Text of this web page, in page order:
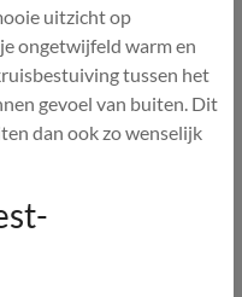
uitzicht op
ongetwijfeld warm en
tussen het
gevoel van buiten. Dit
dan ook zo wenselijk